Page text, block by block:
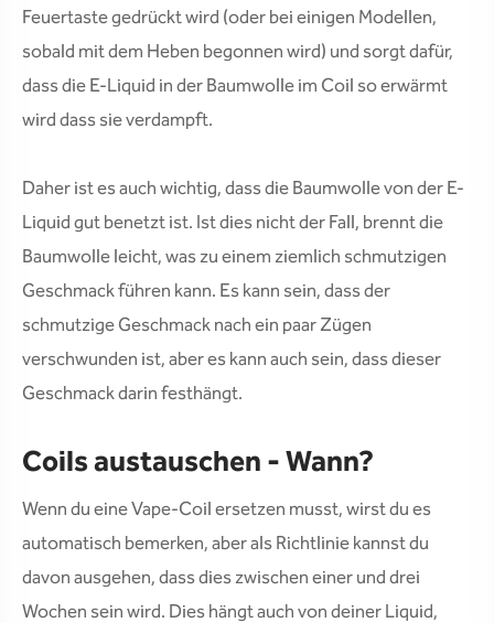
Feuertaste gedrückt wird (oder bei einigen Modellen,
sobald mit dem Heben begonnen wird) und sorgt dafür,
dass die E-Liquid in der Baumwolle im Coil so erwärmt
wird dass sie verdampft.
Daher ist es auch wichtig, dass die Baumwolle von der E-
Liquid gut benetzt ist. Ist dies nicht der Fall, brennt die
Baumwolle leicht, was zu einem ziemlich schmutzigen
Geschmack führen kann. Es kann sein, dass der
schmutzige Geschmack nach ein paar Zügen
verschwunden ist, aber es kann auch sein, dass dieser
Geschmack darin festhängt.
Coils austauschen - Wann?
Wenn du eine Vape-Coil ersetzen musst, wirst du es
automatisch bemerken, aber als Richtlinie kannst du
davon ausgehen, dass dies zwischen einer und drei
Wochen sein wird. Dies hängt auch von deiner Liquid,